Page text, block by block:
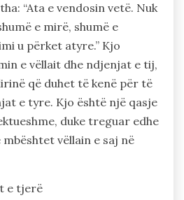
“Ata e vendosin vetë. Nuk
e mirë, shumë e
u përket atyre.” Kjo
e vëllait dhe ndjenjat e tij,
që duhet të kenë për të
e tyre. Kjo është një qasje
duke treguar edhe
vëllain e saj në
e tjerë